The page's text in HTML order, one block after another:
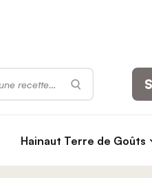
Hainaut Terre de Goûts